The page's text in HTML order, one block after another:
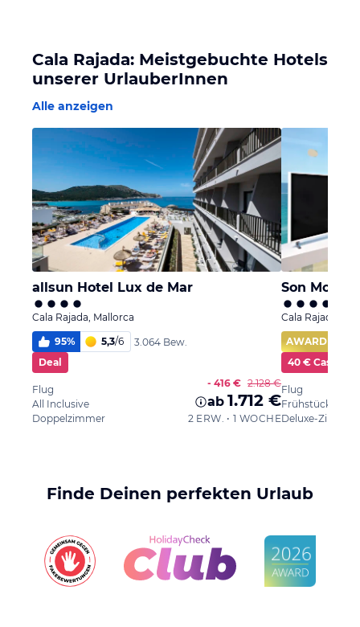
Cala Rajada: Meistgebuchte Hotels
unserer UrlauberInnen
Alle anzeigen
allsun Hotel Lux de Mar
Cala Rajada, Mallorca
95% 5,3/6
3.064 Bew.
Deal
Flug
All Inclusive
Doppelzimmer
- 416 € 2.128 €
ab 1.712 €
2 ERW. • 1 WOCHE
Son Moll
Cala Rajada,
AWARD
40 €
Flug
Frühstück
Finde Deinen perfekten Urlaub